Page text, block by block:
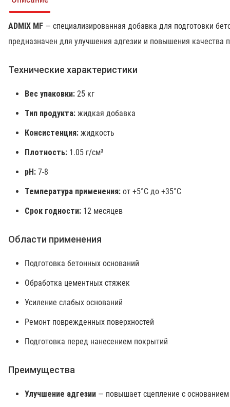
ADMIX MF — специализированная добавка для подготовки
предназначен для улучшения адгезии и повышения качества
Технические характеристики
Вес упаковки: 25 кг
Тип продукта: жидкая добавка
Консистенция: жидкость
Плотность: 1.05 г/см³
pH: 7-8
Температура применения: от +5°C до +35°C
Срок годности: 12 месяцев
Области применения
Подготовка бетонных оснований
Обработка цементных стяжек
Усиление слабых оснований
Ремонт поврежденных поверхностей
Подготовка перед нанесением покрытий
Преимущества
Улучшение адгезии — повышает сцепление с основанием